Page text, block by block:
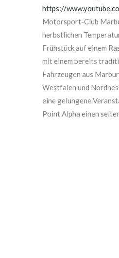
https://
Motorsport-Club
herbstlichen
Frühstück auf einem
mit einem bereits
Fahrzeugen aus
Westfalen und
eine gelungene
Point Alpha einen